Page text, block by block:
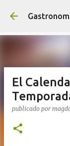
El
publicado por